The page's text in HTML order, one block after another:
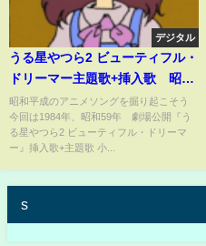
デジタル
うる星やつら2 ビューティフル・
ドリーマー主題歌+挿入歌 昭和
平成アニソンを掘り起こそう
『ラメ色ドリーム』『愛はブー
メラン』 小林泉美 松谷祐
グ
昭和平成のアニメソングを掘り起こそう
今回は1984年、昭和59年 劇場公開『う
る星やつら2 ビューティフル・ドリーマ
ー』挿入歌+主題歌 小...
s